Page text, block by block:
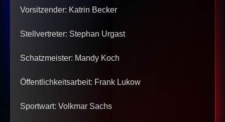
Vorsitzender: Katrin Becker
Stellvertreter: Stephan Urgast
Schatzmeister: Mandy Koch
Öffentlichkeitsarbeit: Frank Lukow
Sportwart: Volkmar Sachs